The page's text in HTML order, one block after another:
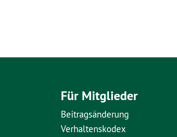
Für Mitglieder
Beitragsänderung
Verhaltenskodex